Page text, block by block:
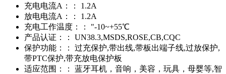
充电电流A：：
1.2A
放电电流A：：
1.2A
充电工作温度：：
"-10~+55℃
产品认证：：
UN38.3,MSDS,ROSE,CB,CQC
保护功能：：
过充保护,带出线,带板出端子线,过放保护,
带PTC保护,带充放电保护板
适应范围：：
蓝牙耳机，音响，美容，玩具，母婴等,智